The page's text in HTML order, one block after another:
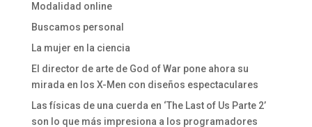
Modalidad online
Buscamos personal
La mujer en la ciencia
El director de arte de God of War pone ahora su
mirada en los X-Men con diseños espectaculares
Las físicas de una cuerda en ‘The Last of Us Parte 2’
son lo que más impresiona a los programadores